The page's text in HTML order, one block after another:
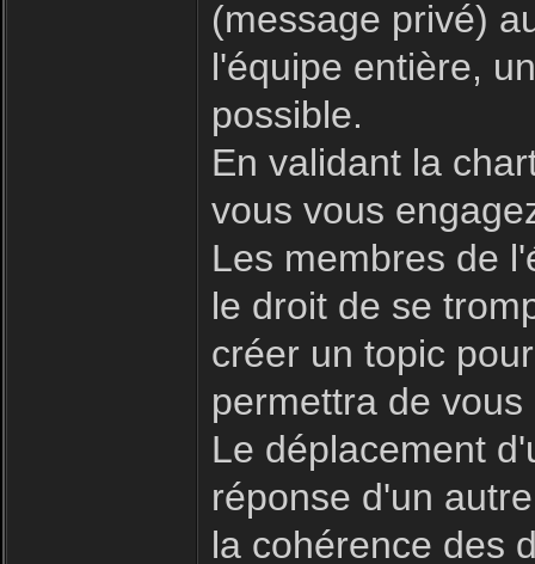
(message privé)
l'équipe entière,
possible.
En validant la
vous vous
Les membres de
le droit de se
créer un topic
permettra de
Le déplacement
réponse d'un
la cohérence des